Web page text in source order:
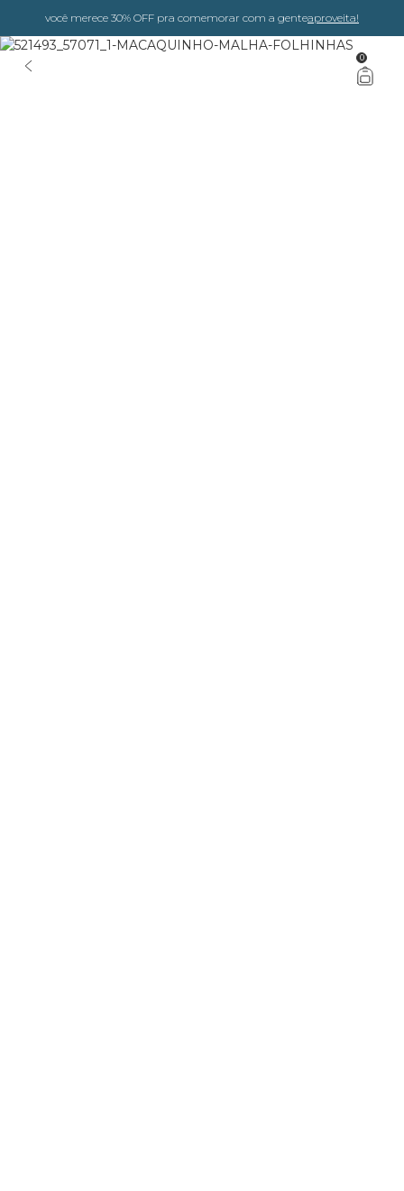
você merece 30% OFF pra comemorar com a genteaproveita!
0